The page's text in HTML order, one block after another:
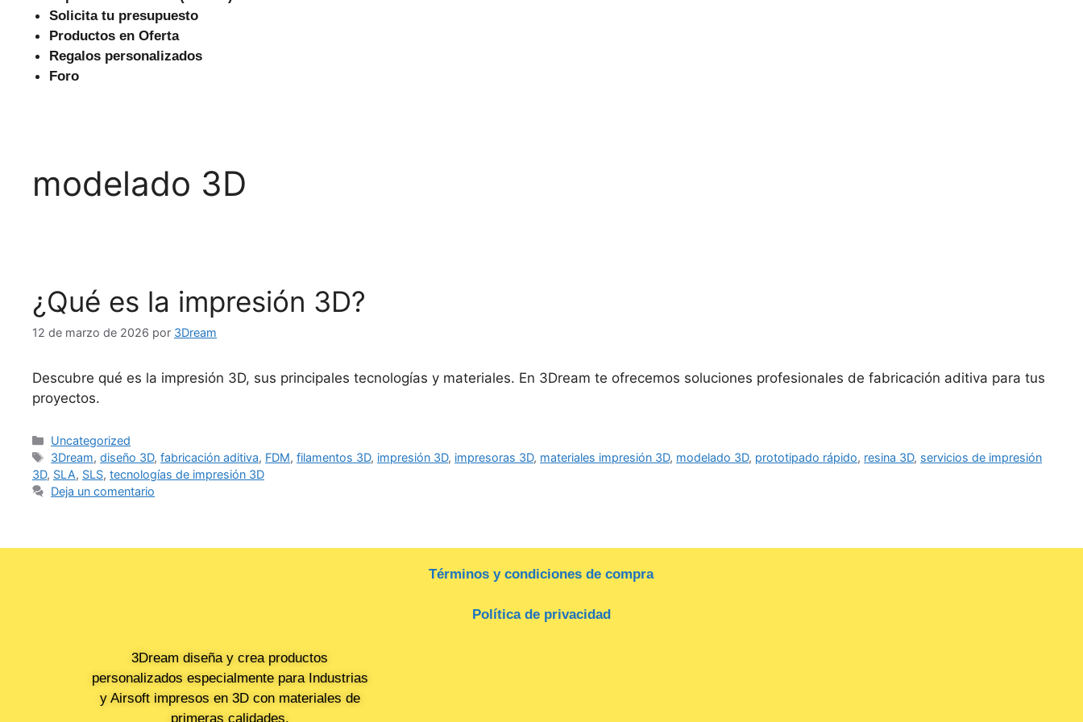
Solicita tu presupuesto
Productos en Oferta
Regalos personalizados
Foro
modelado 3D
¿Qué es la impresión 3D?
12 de marzo de 2026 por 3Dream
Descubre qué es la impresión 3D, sus principales tecnologías y materiales. En 3Dream te ofrecemos soluciones profesionales de fabricación aditiva para tus
proyectos.
Uncategorized
3Dream,diseño 3D,fabricación aditiva, FDM,filamentos 3D, impresión 3D, impresoras 3D, materiales impresión 3D, modelado 3D, prototipado rápido, resina 3D, servicios de impresión
3D, SLA, SLS, tecnologías de impresión 3D
Deja un comentario
3Dream diseña y crea productos
personalizados especialmente para Industrias
y Airsoft impresos en 3D con materiales de
primeras calidades.
Términos y condiciones de compra
Política de privacidad